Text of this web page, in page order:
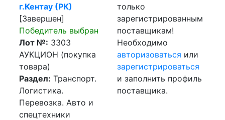
г.Кентау (РК)
[Завершен]
Победитель выбран
Лот №: 3303
АУКЦИОН (покупка
товара)
Раздел: Транспорт.
Логистика.
Перевозка. Авто и
спецтехники
только
зарегистрированным
поставщикам!
Необходимо
авторизоваться или
зарегистрироваться
и заполнить профиль
поставщика.